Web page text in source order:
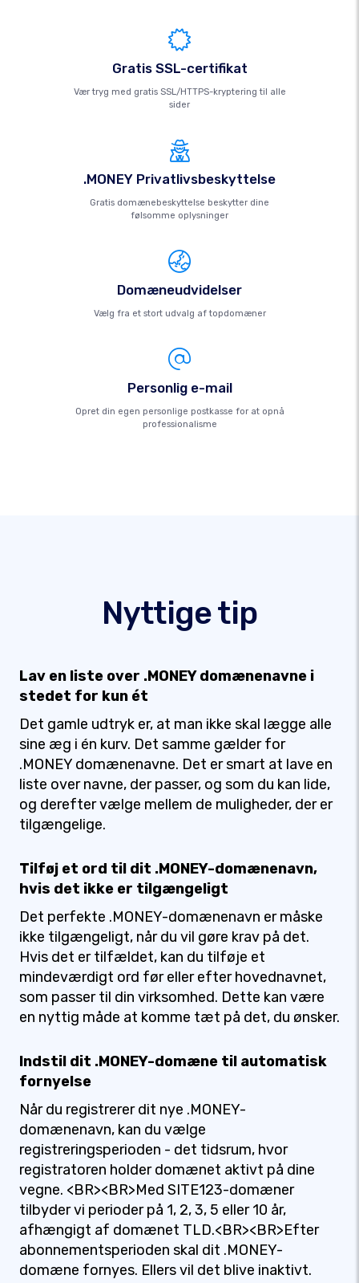
Gratis SSL-certifikat
Vær tryg med gratis SSL/HTTPS-kryptering til alle
sider
.MONEY Privatlivsbeskyttelse
Gratis domænebeskyttelse beskytter dine
følsomme oplysninger
Domæneudvidelser
Vælg fra et stort udvalg af topdomæner
Personlig e-mail
Opret din egen personlige postkasse for at opnå
professionalisme
Nyttige tip
Lav en liste over .MONEY domænenavne i
stedet for kun ét
Det gamle udtryk er, at man ikke skal lægge alle
sine æg i én kurv. Det samme gælder for
.MONEY domænenavne. Det er smart at lave en
liste over navne, der passer, og som du kan lide,
og derefter vælge mellem de muligheder, der er
tilgængelige.
Tilføj et ord til dit .MONEY-domænenavn,
hvis det ikke er tilgængeligt
Det perfekte .MONEY-domænenavn er måske
ikke tilgængeligt, når du vil gøre krav på det.
Hvis det er tilfældet, kan du tilføje et
mindeværdigt ord før eller efter hovednavnet,
som passer til din virksomhed. Dette kan være
en nyttig måde at komme tæt på det, du ønsker.
Indstil dit .MONEY-domæne til automatisk
fornyelse
Når du registrerer dit nye .MONEY-
domænenavn, kan du vælge
registreringsperioden - det tidsrum, hvor
registratoren holder domænet aktivt på dine
vegne. <BR><BR>Med SITE123-domæner
tilbyder vi perioder på 1, 2, 3, 5 eller 10 år,
afhængigt af domænet TLD.<BR><BR>Efter
abonnementsperioden skal dit .MONEY-
domæne fornyes. Ellers vil det blive inaktivt.